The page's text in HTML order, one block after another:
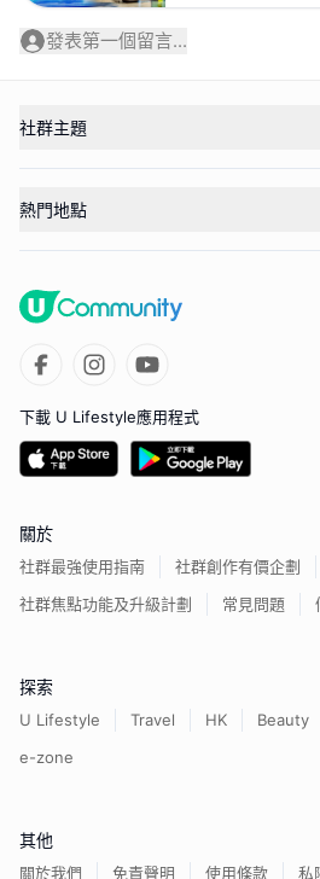
發表第一個留言...
社群主題
熱門地點
下載 U Lifestyle應用程式
關於
社群最強使用指南
社群創作有價企劃
社群焦點功能及升級計劃
常見問題
探索
U Lifestyle Travel HK Beauty
e-zone
其他
關於我們 免責聲明 使用條款 私